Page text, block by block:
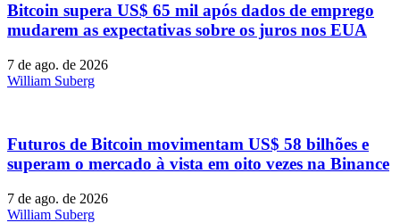
Bitcoin supera US$ 65 mil após dados de emprego
mudarem as expectativas sobre os juros nos EUA
7 de ago. de 2026
William Suberg
Futuros de Bitcoin movimentam US$ 58 bilhões e
superam o mercado à vista em oito vezes na Binance
7 de ago. de 2026
William Suberg